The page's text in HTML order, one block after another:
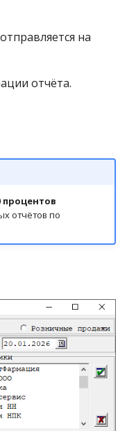
на
отчёта.
процентов
отчётов по